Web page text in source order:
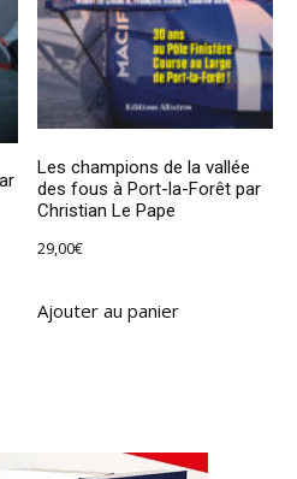
Les champions de la vallée
des fous à Port-la-Forêt par
Christian Le Pape
29,00€
Ajouter au panier